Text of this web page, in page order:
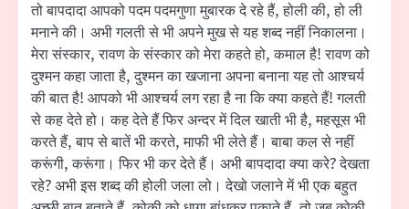
तो बापदादा आपको पदम पदमगुणा मुबारक दे रहे हैं, होली की, हो ली
मनाने की। अभी गलती से भी अपने मुख से यह शब्द नहीं निकालना।
मेरा संस्कार, रावण के संस्कार को मेरा कहते हो, कमाल है! रावण को
दुश्मन कहा जाता है, दुश्मन का खजाना अपना बनाना यह तो आश्चर्य
की बात है! आपको भी आश्चर्य लग रहा है ना कि क्या कहते हैं! गलती
से कह देते हो। कह देते हैं फिर अन्दर में दिल खाती भी है, महसूस भी
करते हैं, बाप से बातें भी करते, माफी भी लेते हैं। बाबा कल से नहीं
करूंगी, करूंगा। फिर भी कर देते हैं। अभी बापदादा क्या करे? देखता
रहे? अभी इस शब्द की होली जला लो। देखो जलाने में भी एक बहुत